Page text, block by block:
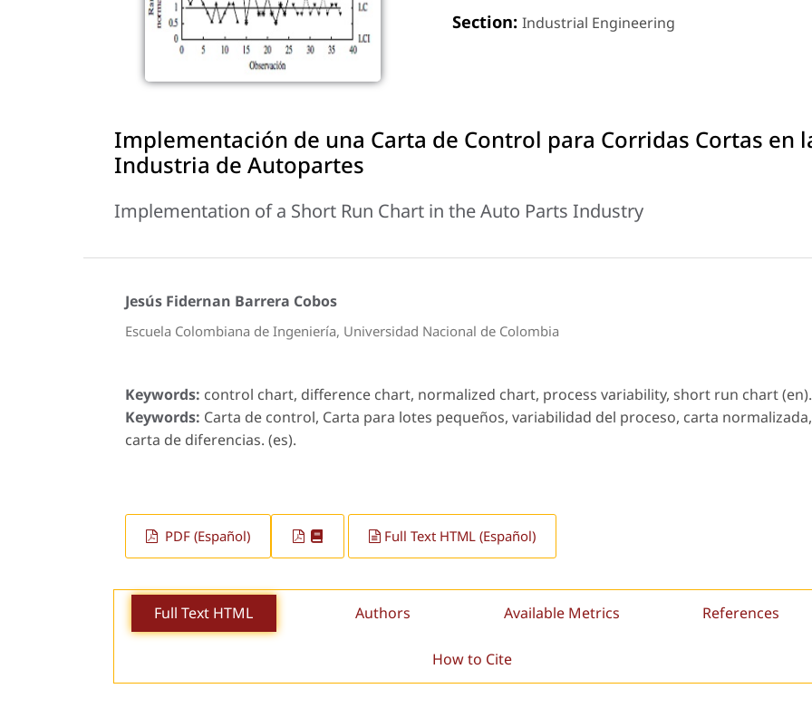
Section: Industrial Engineering
Implementación de una Carta de Control para Corridas Cortas en
Industria de Autopartes
Implementation of a Short Run Chart in the Auto Parts Industry
Jesús Fidernan Barrera Cobos
Escuela Colombiana de Ingeniería, Universidad Nacional de Colombia
Keywords: control chart, difference chart, normalized chart, process variability, short run chart (en).
Keywords: Carta de control, Carta para lotes pequeños, variabilidad del proceso, carta normalizada,
carta de diferencias. (es).
PDF (Español) Full Text HTML (Español)
Full Text HTML Authors Available Metrics References
How to Cite